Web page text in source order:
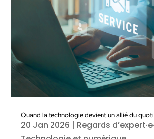
Quand la technologie devient un allié du
20 Jan 2026 | Regards